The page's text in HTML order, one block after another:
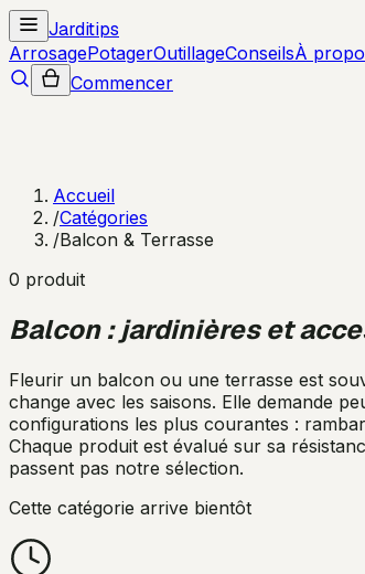
Jarditips
ArrosagePotagerOutillageConseilsÀ
Commencer
Accueil
/Catégories
/Balcon & Terrasse
0 produit
Balcon : jardinières et
Fleurir un balcon ou une terrasse est
change avec les saisons. Elle demande
configurations les plus courantes :
Chaque produit est évalué sur sa
passent pas notre sélection.
Cette catégorie arrive bientôt